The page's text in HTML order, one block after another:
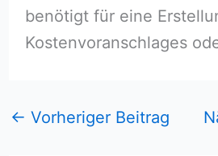
benötigt für eine
Kostenvoranschlages
← Vorheriger Beitrag